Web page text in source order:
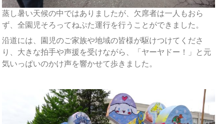
蒸し暑い天候の中ではありましたが、欠席者は一人もおら
ず、全園児そろってねぷた運行を行うことができました。
沿道には、園児のご家族や地域の皆様が駆けつけてくださ
り、大きな拍手や声援を受けながら、「ヤーヤドー！」と元
気いっぱいのかけ声を響かせて歩きました。